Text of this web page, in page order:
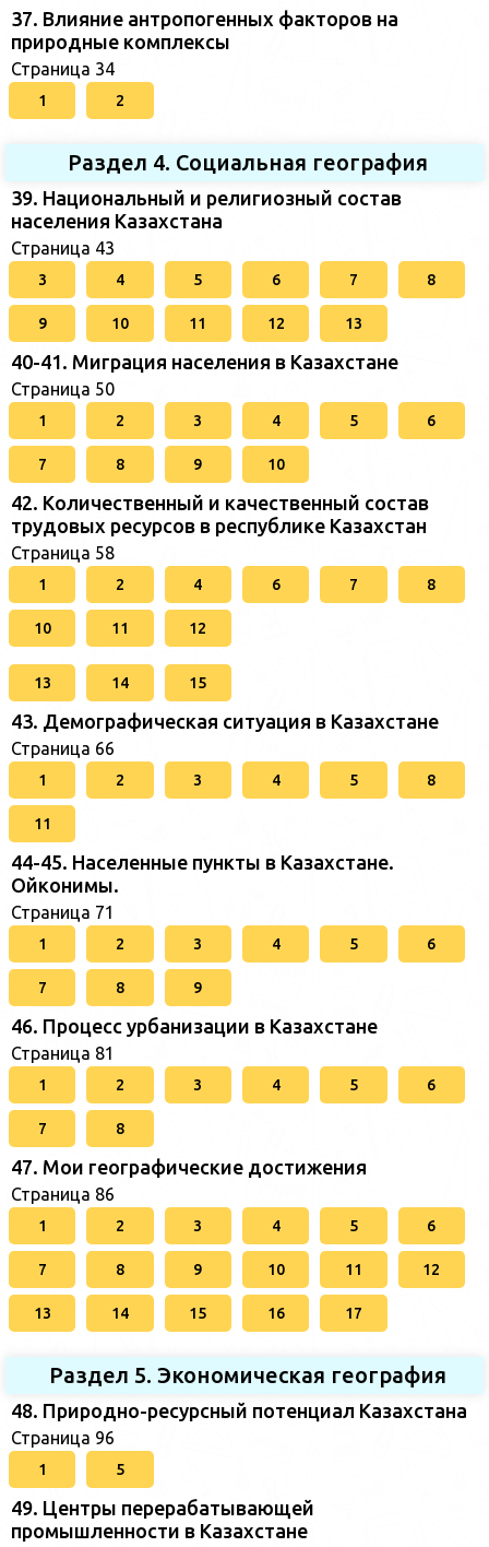
37. Влияние антропогенных факторов на
природные комплексы
Страница 34
1 2
Раздел 4. Социальная география
39. Национальный и религиозный состав
населения Казахстана
Страница 43
3 4 5 6 7 8
9 10 11 12 13
40-41. Миграция населения в Казахстане
Страница 50
1 2 3 4 5 6
7 8 9 10
42. Количественный и качественный состав
трудовых ресурсов в республике Казахстан
Страница 58
1 2 4 6 7 8
10 11 12
13 14 15
43. Демографическая ситуация в Казахстане
Страница 66
1 2 3 4 5 8
11
44-45. Населенные пункты в Казахстане.
Ойконимы.
Страница 71
1 2 3 4 5 6
7 8 9
46. Процесс урбанизации в Казахстане
Страница 81
1 2 3 4 5 6
7 8
47. Мои географические достижения
Страница 86
1 2 3 4 5 6
7 8 9 10 11 12
13 14 15 16 17
Раздел 5. Экономическая география
48. Природно-ресурсный потенциал Казахстана
Страница 96
1 5
49. Центры перерабатывающей
промышленности в Казахстане